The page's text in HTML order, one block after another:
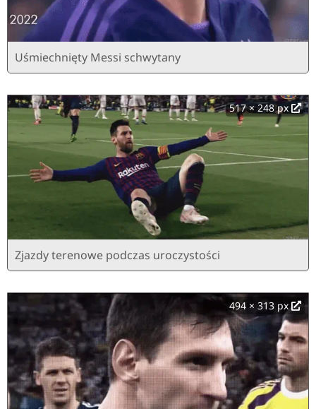
Uśmiechnięty Messi schwytany
517 × 248 px
Zjazdy terenowe podczas uroczystości
494 × 313 px